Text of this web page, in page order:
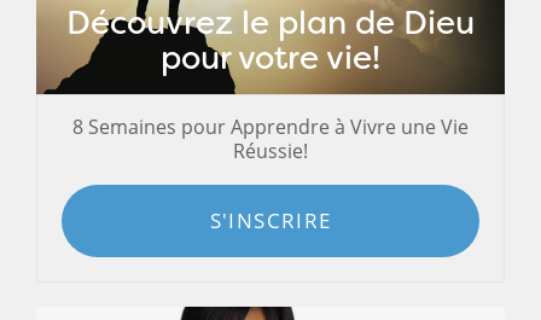
Découvrez le plan de Dieu
pour votre vie!
8 Semaines pour Apprendre à Vivre une Vie
Réussie!
S'INSCRIRE